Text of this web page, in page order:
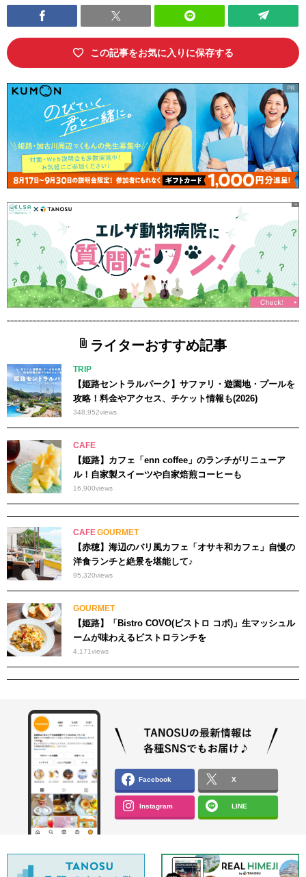
この記事をお気に入りに保存する
ライターおすすめ記事
TRIP
【姫路セントラルパーク】サファリ・遊園地・プールを
攻略！料金やアクセス、チケット情報も(2026)
348,952views
CAFE
【姫路】カフェ「enn coffee」のランチがリニューア
ル！自家製スイーツや自家焙煎コーヒーも
16,900views
CAFEGOURMET
【赤穂】海辺のバリ風カフェ「オサキ和カフェ」自慢の
洋食ランチと絶景を堪能して♪
95,320views
GOURMET
【姫路】「Bistro COVO(ビストロ コボ)」生マッシュル
ームが味わえるビストロランチを
4,171views
Facebook X
Instagram LINE